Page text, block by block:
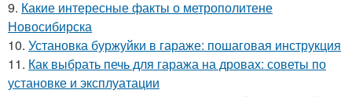
9. Какие интересные факты о метрополитене
Новосибирска
10. Установка буржуйки в гараже: пошаговая инструкция
11. Как выбрать печь для гаража на дровах: советы по
установке и эксплуатации